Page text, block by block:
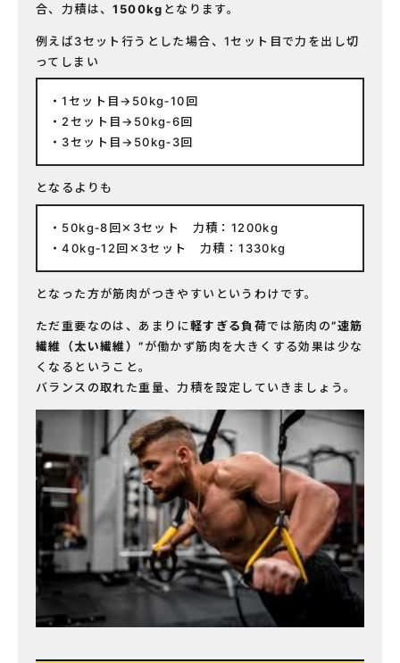
合、力積は、1500kg となります。
例えば3セット行うとした場合、1セット目で力を出し切
ってしまい
1セット目→50kg‐10回
2セット目→50kg‐6回
3セット目→50kg‐3回
となるよりも
50kg‐8回✕3セット 力積：1200kg
40kg‐12回✕3セット 力積：1330kg
となった方が筋肉がつきやすいというわけです。
ただ重要なのは、あまりに軽すぎる負荷では筋肉の”速筋
繊維（太い繊維）”が働かず筋肉を大きくする効果は少な
くなるということ。
バランスの取れた重量、力積を設定していきましょう。